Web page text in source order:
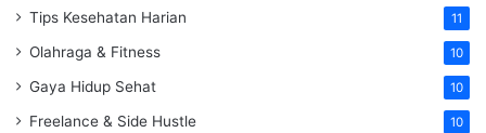
Tips Kesehatan Harian 11
Olahraga & Fitness 10
Gaya Hidup Sehat 10
Freelance & Side Hustle 10